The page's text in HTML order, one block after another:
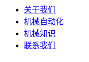
关于我们
机械自动化
机械知识
联系我们